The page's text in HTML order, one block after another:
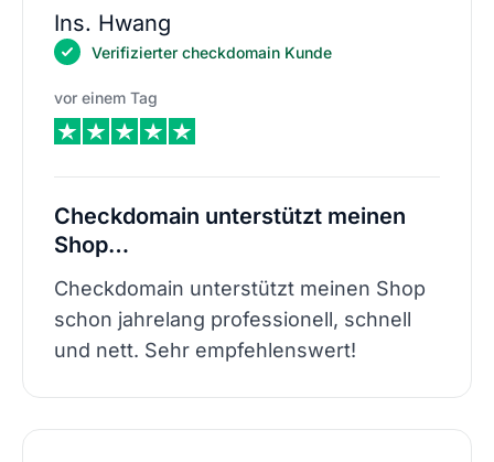
Ins. Hwang
Verifizierter checkdomain Kunde
vor einem Tag
Checkdomain unterstützt meinen
Shop…
Checkdomain unterstützt meinen Shop
schon jahrelang professionell, schnell
und nett. Sehr empfehlenswert!